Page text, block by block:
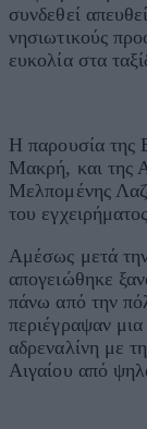
συνδεθεί
νησιωτικούς
ευκολία στα
Η παρουσία της
Μακρή, και της
Μελπομένης
του
Αμέσως μετά
απογειώθηκε
πάνω από την
περιέγραψαν
αδρεναλίνη με
Αιγαίου από